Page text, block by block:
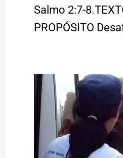
Salmo 2:7-
PROPÓSITO